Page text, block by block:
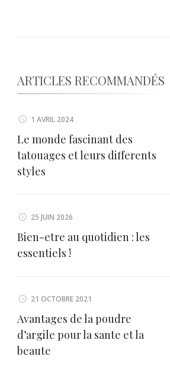
ARTICLES RECOMMANDÉS
1 AVRIL 2024
Le monde fascinant des
tatouages et leurs differents
styles
25 JUIN 2026
Bien-etre au quotidien : les
essentiels !
21 OCTOBRE 2021
Avantages de la poudre
d’argile pour la sante et la
beaute